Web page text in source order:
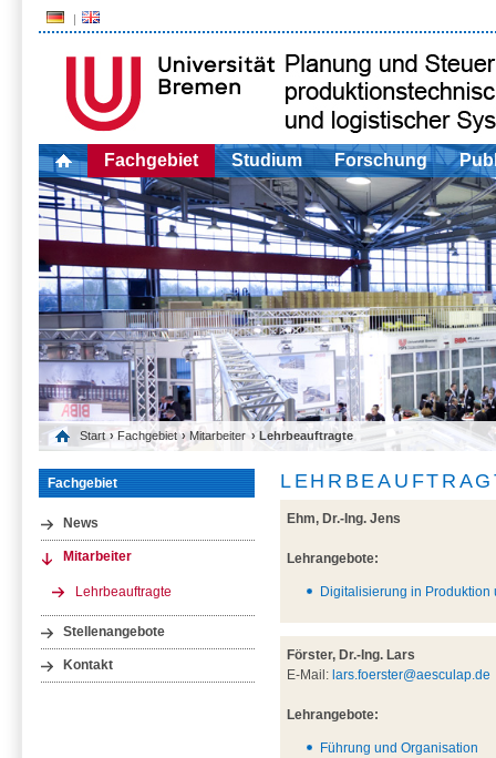
Fachgebiet Studium Forschung
Start › Fachgebiet › Mitarbeiter › Lehrbeauftragte
Fachgebiet
News
Mitarbeiter
Lehrbeauftragte
Stellenangebote
Kontakt
Ehm, Dr.-Ing. Jens
Lehrangebote:
Digitalisierung in Produktion
Förster, Dr.-Ing. Lars
E-Mail: lars.foerster@aesculap.de
Lehrangebote:
Führung und Organisation